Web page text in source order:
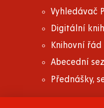
Vyhledávač
Digitální
Knihovní řád
Abecední
Přednášky,